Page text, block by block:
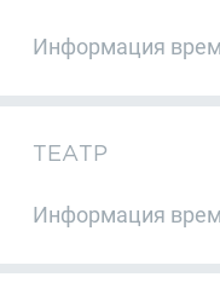
Информация
ТЕАТР
Информация